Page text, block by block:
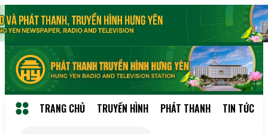
TRANG CHỦ TRUYỀN HÌNH PHÁT THANH TIN TỨC